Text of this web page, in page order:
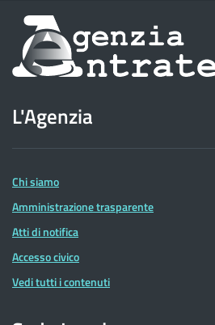
Informazioni
sul
dell'Agenzia
delle
Entrate
L'Agenzia
Chi siamo
Amministrazione trasparente
Atti di notifica
Accesso civico
Vedi tutti i contenuti